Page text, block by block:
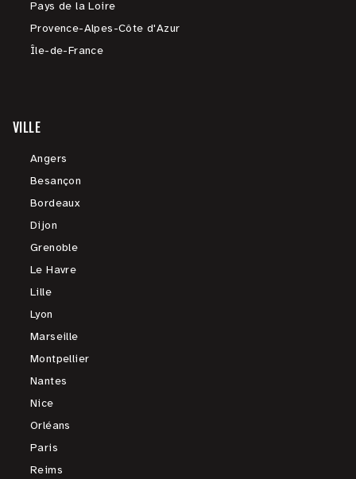
Pays de la Loire
Provence-Alpes-Côte d'Azur
Île-de-France
VILLE
Angers
Besançon
Bordeaux
Dijon
Grenoble
Le Havre
Lille
Lyon
Marseille
Montpellier
Nantes
Nice
Orléans
Paris
Reims